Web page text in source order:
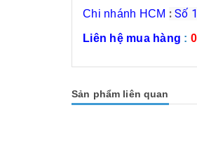
Chi nhánh HCM : Số
Liên hệ mua hàng :
Sản phẩm liên quan